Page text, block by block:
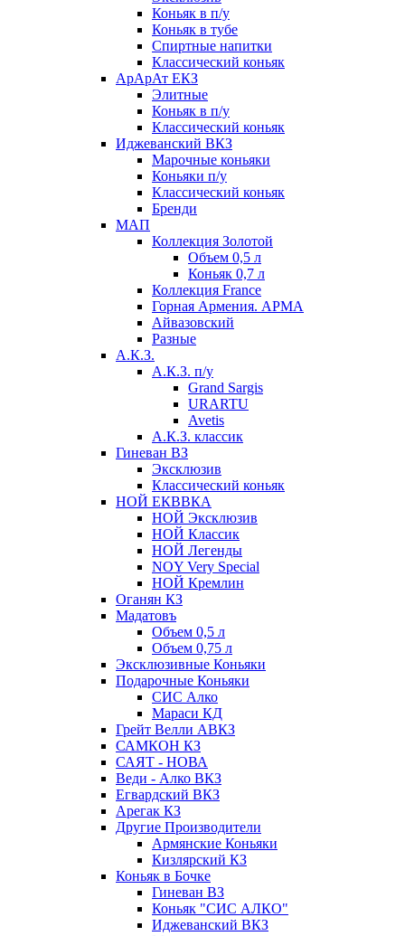
Коньяк в п/у
Коньяк в тубе
Спиртные напитки
Классический коньяк
АрАрАт ЕКЗ
Элитные
Коньяк в п/у
Классический коньяк
Иджеванский ВКЗ
Марочные коньяки
Коньяки п/у
Классический коньяк
Бренди
МАП
Коллекция Золотой
Объем 0,5 л
Коньяк 0,7 л
Коллекция France
Горная Армения. АРМА
Айвазовский
Разные
А.К.З.
А.К.З. п/у
Grand Sargis
URARTU
Avetis
А.К.З. классик
Гиневан ВЗ
Эксклюзив
Классический коньяк
НОЙ ЕКВВКА
НОЙ Эксклюзив
НОЙ Классик
НОЙ Легенды
NOY Very Speсial
НОЙ Кремлин
Оганян КЗ
Мадатовъ
Объем 0,5 л
Объем 0,75 л
Эксклюзивные Коньяки
Подарочные Коньяки
СИС Алко
Мараси КД
Грейт Велли АВКЗ
САМКОН КЗ
САЯТ - НОВА
Веди - Алко ВКЗ
Егвардский ВКЗ
Арегак КЗ
Другие Производители
Армянские Коньяки
Кизлярский КЗ
Коньяк в Бочке
Гиневан ВЗ
Коньяк "СИС АЛКО"
Иджеванский ВКЗ